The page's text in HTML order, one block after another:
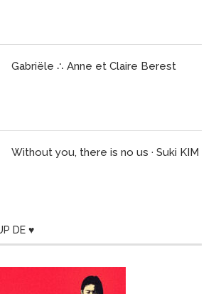
Gabriële ∴ Anne et Claire Berest
Without you, there is no us · Suki KIM
DE ♥